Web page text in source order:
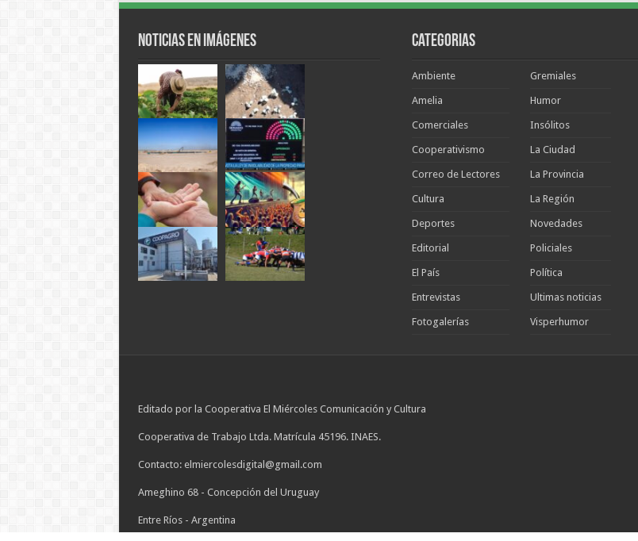
Noticias en Imágenes Categorias
Ambiente
Amelia
Comerciales
Cooperativismo
Correo de Lectores
Cultura
Deportes
Editorial
El País
Entrevistas
Fotogalerías
Gremiales
Humor
Insólitos
La Ciudad
La Provincia
La Región
Novedades
Policiales
Política
Ultimas noticias
Visperhumor
Editado por la Cooperativa El Miércoles Comunicación y Cultura
Cooperativa de Trabajo Ltda. Matrícula 45196. INAES.
Contacto: elmiercolesdigital@gmail.com
Ameghino 68 - Concepción del Uruguay
Entre Ríos - Argentina